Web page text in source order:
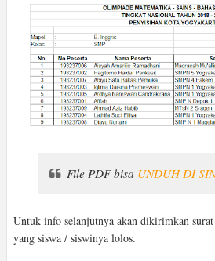
File PDF bisa UNDUH DI
Untuk info selanjutnya akan dikirimkan
yang siswa / siswinya lolos.